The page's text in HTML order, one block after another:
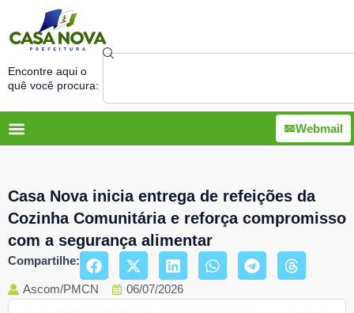
para
conteúdo
Encontre aqui o
quê você procura:
Search
Webmail
Casa Nova inicia entrega de refeições da
Cozinha Comunitária e reforça compromisso
com a segurança alimentar
Compartilhe:
Ascom/PMCN 06/07/2026